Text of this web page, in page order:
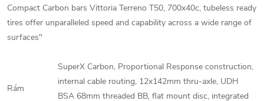
Compact Carbon bars Vittoria Terreno T50, 700x40c, tubeless ready
tires offer unparalleled speed and capability across a wide range of
surfaces"
Rám
SuperX Carbon, Proportional Response construction,
internal cable routing, 12x142mm thru-axle, UDH
BSA 68mm threaded BB, flat mount disc, integrated